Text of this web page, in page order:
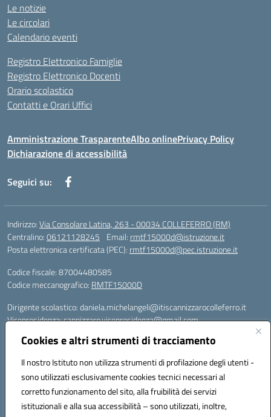
Cookies e altri strumenti di tracciamento
Il nostro Istituto non utilizza strumenti di profilazione degli utenti -
sono utilizzati esclusivamente cookies tecnici necessari al
corretto funzionamento del sito, alla fruibilità dei servizi
istituzionali e alla sua accessibilità – sono utilizzati, inoltre,
Le notizie
Le circolari
Calendario eventi
Registro Elettronico Famiglie
Registro Elettronico Docenti
Orario scolastico
Contatti e Orari Uffici
Amministrazione TrasparenteAlbo onlinePrivacy Policy
Dichiarazione di accessibilità
Seguici su:
Indirizzo:Via Consolare Latina, 263 - 00034 COLLEFERRO (RM)
Centralino:06121128245 Email: rmtf15000d@istruzione.it
Posta elettronica certificata (PEC): rmtf15000d@pec.istruzione.it
Codice fiscale: 87004480585
Codice meccanografico: RMTF15000D
Dirigente scolastico: daniela.michelangeli@itiscannizzarocolleferro.it
Vicepresidenza: cannizzaro.vicepresidenza@gmail.com
Supporto piattaforme DDI (creazione account e rigenerazione credenziali)
supporto_gsuite@itiscannizzarocolleferro.it
Microsoft Office 365 (Teams):
supporto_office365@cannizzaro.onmicrosoft.com